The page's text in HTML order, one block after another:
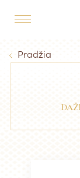
MAIN
Breadcrumb
Pradžia